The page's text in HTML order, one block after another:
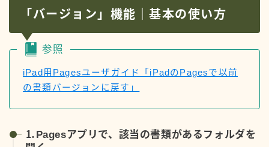
「バージョン」機能｜基本の使い方
参照
iPad用Pagesユーザガイド「iPadのPagesで以前
の書類バージョンに戻す」
⒈Pagesアプリで、該当の書類があるフォルダを